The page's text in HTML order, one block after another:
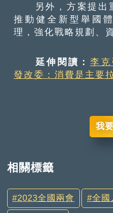
另外，方案提出
推動健全新型舉國
理，強化戰略規劃、
延伸閱讀： 李
發改委：消費是主要
我
相關標籤
2023全國兩會 全國